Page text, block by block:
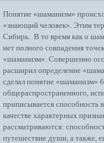
Понятие «шаманизм»
«знающий человек». Этим
Сибирь. В то время как о
нет полного совпадения
«шаманизм». Совершенно
расширил определение
сделал понятие «шаманизм»
общераспространенного,
приписывается способность
качестве характерных
рассматриваются:
путешествие души, а также,